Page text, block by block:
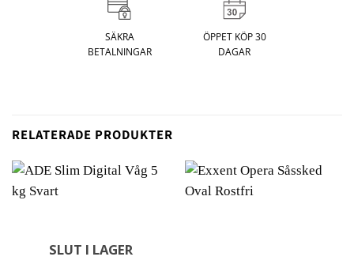
SÄKRA
BETALNINGAR
ÖPPET KÖP 30
DAGAR
RELATERADE PRODUKTER
SLUT I LAGER